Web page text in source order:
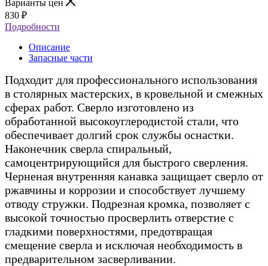
Варианты цен
830 ₽
Подробности
Описание
Запасные части
Подходит для профессионального использования
в столярных мастерских, в кровельной и смежных
сферах работ. Сверло изготовлено из
обработанной высокоуглеродистой стали, что
обеспечивает долгий срок службы оснастки.
Наконечник сверла спиральный,
самоцентрирующийся для быстрого сверления.
Черненая внутренняя канавка защищает сверло от
ржавчины и коррозии и способствует лучшему
отводу стружки. Подрезная кромка, позволяет с
высокой точностью просверлить отверстие с
гладкими поверхностями, предотвращая
смещение сверла и исключая необходимость в
предварительном засверливании.